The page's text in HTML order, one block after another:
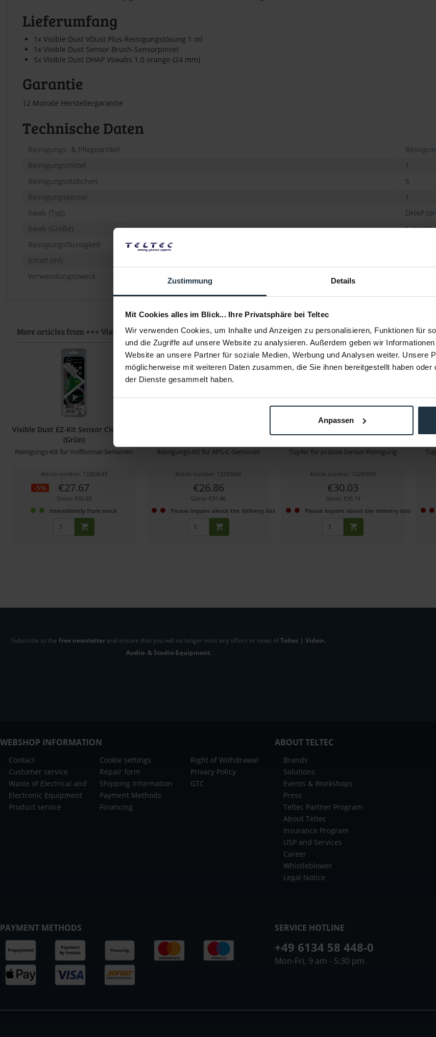
Zustimmung Details
Mit Cookies alles im Blick... Ihre Privatsphäre bei Teltec
Wir verwenden Cookies, um Inhalte und Anzeigen zu personalisieren, Funktionen für
und die Zugriffe auf unsere Website zu analysieren. Außerdem geben wir
Website an unsere Partner für soziale Medien, Werbung und Analysen weiter. Unsere
möglicherweise mit weiteren Daten zusammen, die Sie ihnen bereitgestellt haben
der Dienste gesammelt haben.
Anpassen
Lieferumfang
1x Visible Dust VDust Plus-Reinigungslösung 1 ml
1x Visible Dust Sensor Brush-Sensorpinsel
5x Visible Dust DHAP Vswabs 1.0 orange (24 mm)
Garantie
12 Monate Herstellergarantie
Technische Daten
Reinigungs- & Pflegeartikel
Reinigungsmittel
1
Reinigungsstäbchen
5
Reinigungspinsel
1
Swab (Typ)
DHAP
Swab (Größe)
1.0x (24
Reinigungsflüssigkeit
Inhalt (ml)
Verwendungszweck
More articles from +++ Visible Dust +++ look at
Visible Dust EZ-Kit Sensor Clean 1.0
(Grün)
Reinigungs-Kit für Vollformat-Sensoren
Article number: 12283643
-5% €27.67
Gross: €32.93
immediately from stock
Reinigungs-Kit für APS-C-Sensoren
Article number: 12283645
€26.86
Gross: €31.96
Please inquire about the delivery date
Tupfer für präzise Sensor-Reinigung
Article number: 12283609
€30.03
Gross: €35.74
Please inquire about the delivery date
Subscribe to the free newsletterand ensure that you will no longer miss any offers or news ofTeltec | Video-,
Audio- & Studio-Equipment.
WEBSHOP INFORMATION
Contact
Customer service
Waste of Electrical and
Electronic Equipment
Product service
Cookie settings
Repair form
Shipping Information
Payment Methods
Financing
Right of Withdrawal
Privacy Policy
GTC
ABOUT TELTEC
Brands
Solutions
Events & Workshops
Press
Teltec Partner Program
About Teltec
Insurance Program
USP and Services
Career
Whistleblower
Legal Notice
PAYMENT METHODS SERVICE HOTLINE
+49 6134 58 448-0
Mon-Fri, 9 am - 5:30 pm